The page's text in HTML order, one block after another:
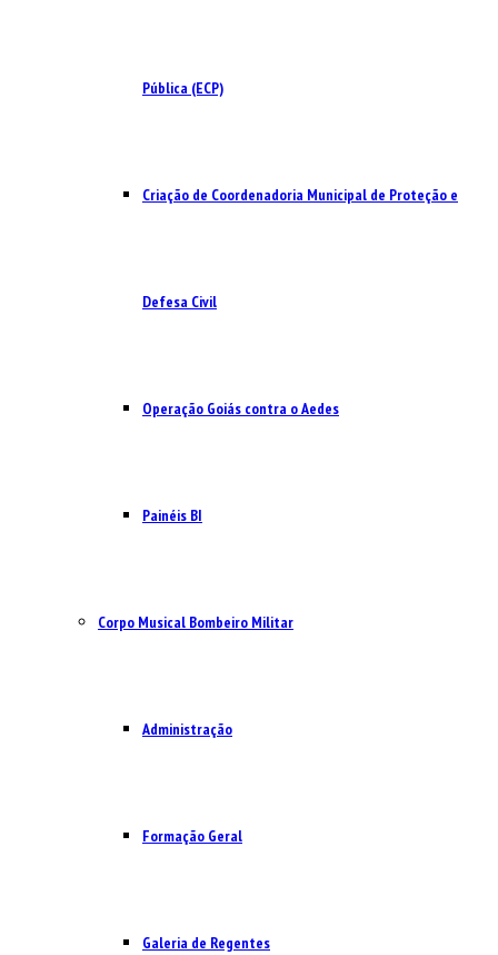
Pública (ECP)
Criação de Coordenadoria Municipal de Proteção e
Defesa Civil
Operação Goiás contra o Aedes
Painéis BI
Corpo Musical Bombeiro Militar
Administração
Formação Geral
Galeria de Regentes